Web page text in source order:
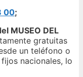
00;
MUSEO DEL
gratuitas
un teléfono o
nacionales, lo